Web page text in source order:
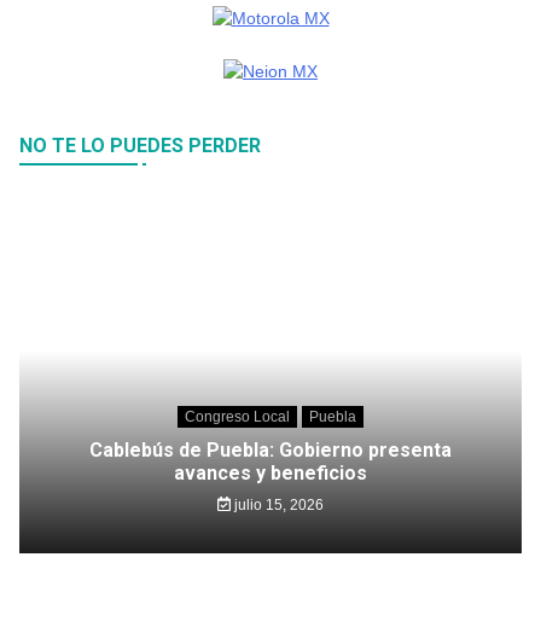
NO TE LO PUEDES PERDER
Congreso Local Puebla
Cablebús de Puebla: Gobierno presenta
avances y beneficios
julio 15, 2026